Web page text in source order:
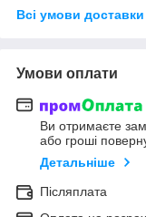
Всі умови доставки
Умови оплати
Ви отримаєте
або гроші
Детальніше
Післяплата